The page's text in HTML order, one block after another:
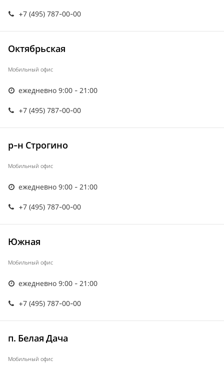
+7 (495) 787-00-00
Октябрьская
Мобильный офис
ежедневно 9:00 - 21:00
+7 (495) 787-00-00
р-н Строгино
Мобильный офис
ежедневно 9:00 - 21:00
+7 (495) 787-00-00
Южная
Мобильный офис
ежедневно 9:00 - 21:00
+7 (495) 787-00-00
п. Белая Дача
Мобильный офис